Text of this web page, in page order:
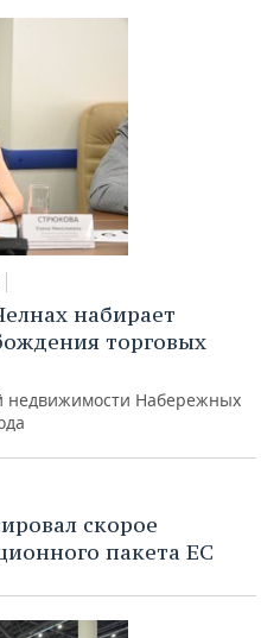
набирает
торговых
недвижимости Набережных
скорое
пакета ЕС